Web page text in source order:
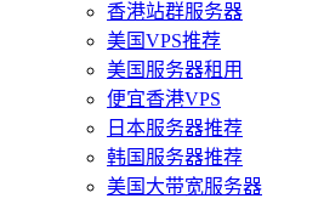
香港站群服务器
美国VPS推荐
美国服务器租用
便宜香港VPS
日本服务器推荐
韩国服务器推荐
美国大带宽服务器